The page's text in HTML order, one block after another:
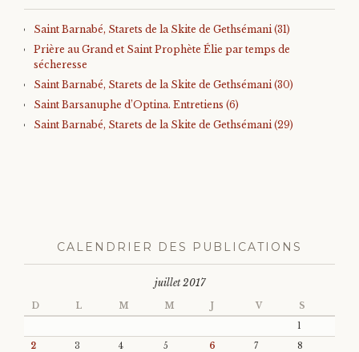
Saint Barnabé, Starets de la Skite de Gethsémani (31)
Prière au Grand et Saint Prophète Élie par temps de
sécheresse
Saint Barnabé, Starets de la Skite de Gethsémani (30)
Saint Barsanuphe d’Optina. Entretiens (6)
Saint Barnabé, Starets de la Skite de Gethsémani (29)
CALENDRIER DES PUBLICATIONS
juillet 2017
D L M M J V S
1
2
3 4 5 6 7
8